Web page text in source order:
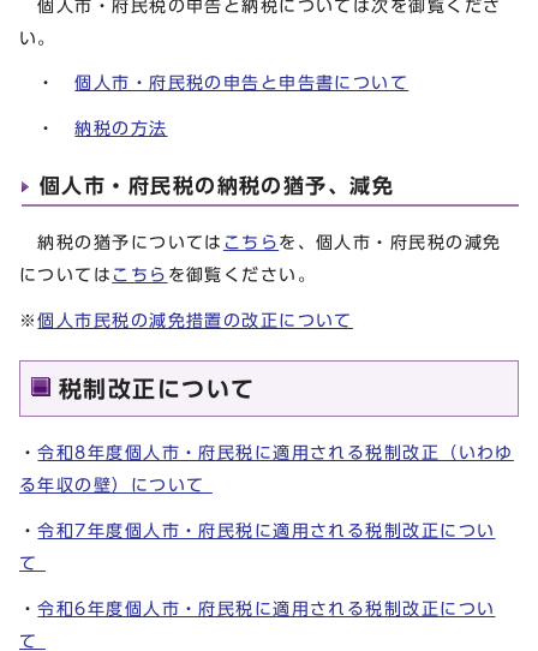
個人市・府民税の申告と納税については次を御覧くださ
い。
・個人市・府民税の申告と申告書について
・納税の方法
個人市・府民税の納税の猶予、減免
納税の猶予については こちら を、個人市・府民税の減免
については こちら を御覧ください。
※個人市民税の減免措置の改正について
税制改正について
・令和8年度個人市・府民税に適用される税制改正（いわゆ
る年収の壁）について
・令和7年度個人市・府民税に適用される税制改正につい
て
・令和6年度個人市・府民税に適用される税制改正につい
て